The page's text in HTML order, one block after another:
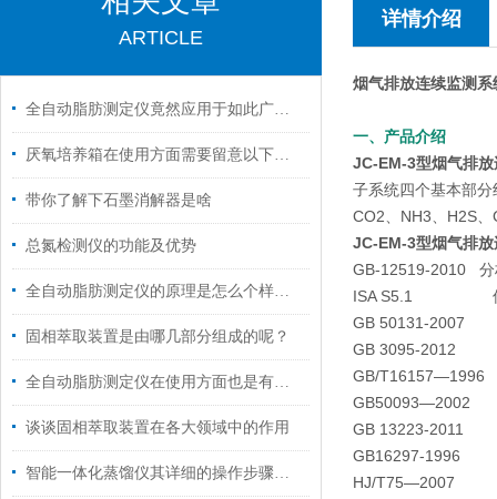
ARTICLE
全自动脂肪测定仪竟然应用于如此广泛的领域
厌氧培养箱在使用方面需要留意以下事项
带你了解下石墨消解器是啥
总氮检测仪的功能及优势
全自动脂肪测定仪的原理是怎么个样子的呢？
固相萃取装置是由哪几部分组成的呢？
全自动脂肪测定仪在使用方面也是有技巧的
谈谈固相萃取装置在各大领域中的作用
智能一体化蒸馏仪其详细的操作步骤如下
详情介绍
烟气排放连续监测
一、产品介绍
JC-EM-3型烟气排
子系统四个基本部
CO2、NH3、H2S
JC-EM-3型烟气排
GB-12519-2010 分
ISA S5.1 仪表
GB 50131-2007
GB 3095-2012
GB/T16157—1996
GB50093—2002
GB 13223-2011
GB16297-1996
HJ/T75—2007 固